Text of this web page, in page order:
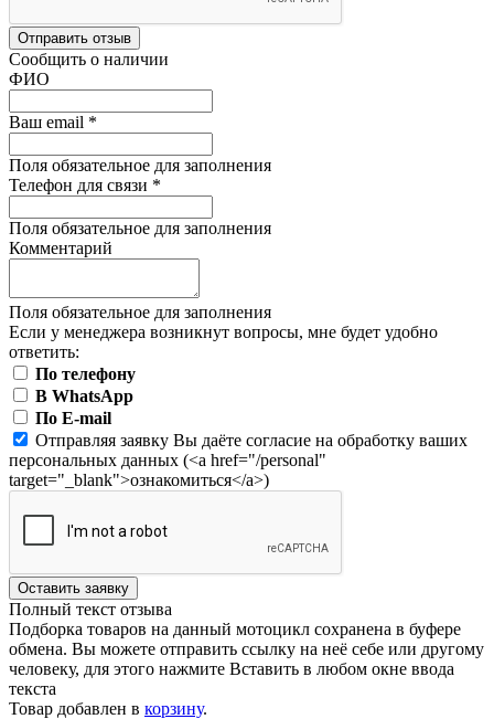
Отправить отзыв
Сообщить о наличии
ФИО
Ваш email *
Поля обязательное для заполнения
Телефон для связи *
Поля обязательное для заполнения
Комментарий
Поля обязательное для заполнения
Если у менеджера возникнут вопросы, мне будет удобно
ответить:
По телефону
В WhatsApp
По E-mail
Отправляя заявку Вы даёте согласие на обработку ваших
персональных данных (<a href="/personal"
target="_blank">ознакомиться</a>)
Оставить заявку
Полный текст отзыва
Подборка товаров на данный мотоцикл сохранена в буфере
обмена. Вы можете отправить ссылку на неё себе или другому
человеку, для этого нажмите Вставить в любом окне ввода
текста
Товар добавлен в корзину.